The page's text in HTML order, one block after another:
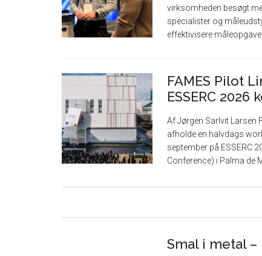
virksomheden besøgt
specialister og
effektivisere
FAMES Pilot
ESSERC 2026
Af Jørgen Sarlvit Larsen
afholde en halvdags
september på ESSERC
Conference) i Palma de
Smal i metal –